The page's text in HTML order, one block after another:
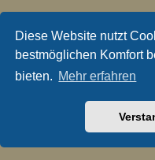
Diese Website nutzt
bestmöglichen Komfort
bieten. Mehr erfahren